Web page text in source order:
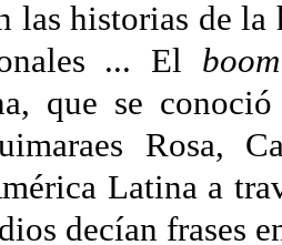
las historias de
... El
que se
Rosa,
Latina a
decían frases